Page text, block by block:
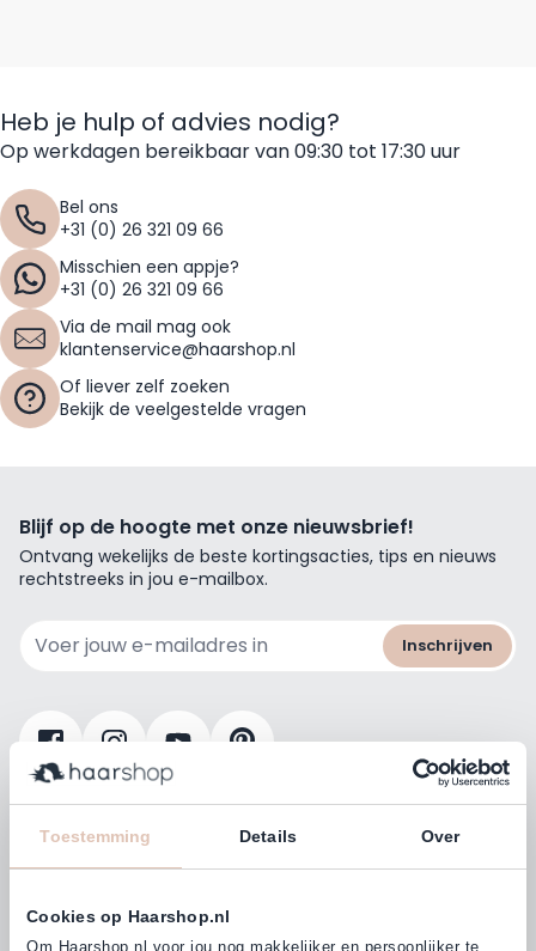
Toestemming Details Over
Cookies op Haarshop.nl
Om Haarshop.nl voor jou nog makkelijker en persoonlijker te
Heb je hulp of advies nodig?
Op werkdagen bereikbaar van 09:30 tot 17:30 uur
Bel ons
+31 (0) 26 321 09 66
Misschien een appje?
+31 (0) 26 321 09 66
Via de mail mag ook
klantenservice@haarshop.nl
Of liever zelf zoeken
Bekijk de veelgestelde vragen
Blijf op de hoogte met onze nieuwsbrief!
Ontvang wekelijks de beste kortingsacties, tips en nieuws
rechtstreeks in jou e-mailbox.
Inschrijven
4,77 (38.000+)